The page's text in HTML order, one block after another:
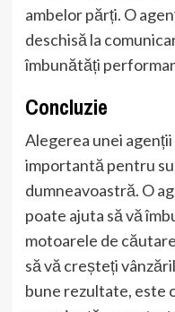
ambelor părți. O
deschisă la
îmbunătăți
Concluzie
Alegerea unei agenții
importantă pentru
dumneavoastră. O
poate ajuta să vă
motoarele de
să vă creșteți
bune rezultate, este